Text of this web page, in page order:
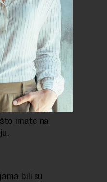
i zato je veoma
u njihovom
ćete dugo da
dolara
Od svake
imate na
bili su